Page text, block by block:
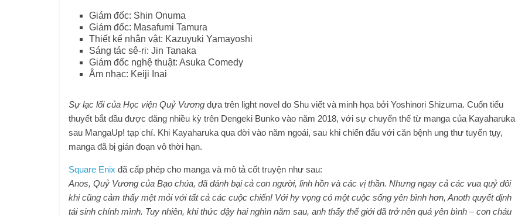
Giám đốc: Shin Onuma
Giám đốc: Masafumi Tamura
Thiết kế nhân vật: Kazuyuki Yamayoshi
Sáng tác sê-ri: Jin Tanaka
Giám đốc nghệ thuật: Asuka Comedy
Âm nhạc: Keiji Inai
Sự lạc lối của Học viện Quỷ Vương dựa trên light novel do Shu viết và minh họa bởi Yoshinori Shizuma. Cuốn tiểu
thuyết bắt đầu được đăng nhiều kỳ trên Dengeki Bunko vào năm 2018, với sự chuyển thể từ manga của Kayaharuka
sau MangaUp! tạp chí. Khi Kayaharuka qua đời vào năm ngoái, sau khi chiến đấu với căn bệnh ung thư tuyến tụy,
manga đã bị gián đoạn vô thời hạn.
Square Enix đã cấp phép cho manga và mô tả cốt truyện như sau:
Anos, Quỷ Vương của Bạo chúa, đã đánh bại cả con người, linh hồn và các vị thần. Nhưng ngay cả các vua quỷ đôi
khi cũng cảm thấy mệt mỏi với tất cả các cuộc chiến! Với hy vọng có một cuộc sống yên bình hơn, Anoth quyết định
tái sinh chính mình. Tuy nhiên, khi thức dậy hai nghìn năm sau, anh thấy thế giới đã trở nên quá yên bình – con cháu